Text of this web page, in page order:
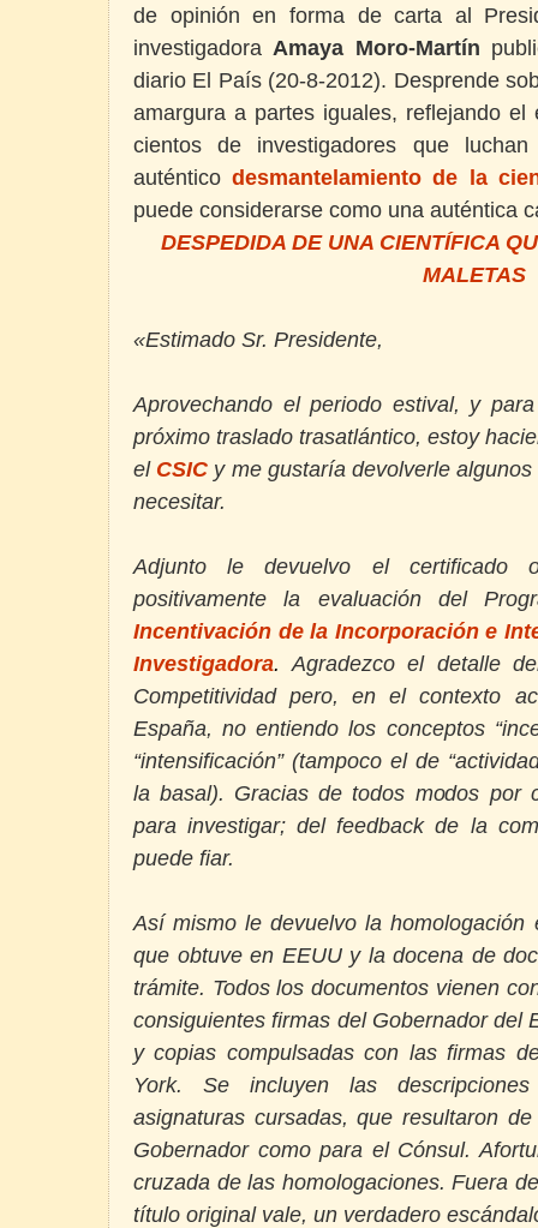
de opinión en forma de carta al
investigadora Amaya Moro-Martín
diario El País (20-8-2012). Desprende
amargura a partes iguales, reflejando
cientos de investigadores que
auténticodesmantelamiento de la
puede considerarse como una auténtica
DESPEDIDA DE UNA CIENTÍFICA
MALETAS
«Estimado Sr. Presidente,
Aprovechando el periodo estival, y
próximo traslado trasatlántico, estoy
el CSIC y me gustaría devolverle
necesitar.
Adjunto le devuelvo el certificado
positivamente la evaluación del
Incentivación de la Incorporación e
Investigadora.Agradezco el detalle
Competitividad pero, en el contexto
España, no entiendo los conceptos
“intensificación” (tampoco el de
la basal). Gracias de todos modos por
para investigar; del feedback de la
puede fiar.
Así mismo le devuelvo la
que obtuve en EEUU y la docena de
trámite. Todos los documentos vienen
consiguientes firmas del Gobernador del
y copias compulsadas con las firmas
York. Se incluyen las
asignaturas cursadas, que resultaron
Gobernador como para el Cónsul.
cruzada de las homologaciones. Fuera
título original vale, un verdadero